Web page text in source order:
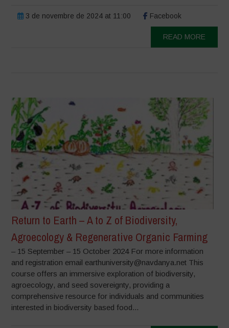
3 de novembre de 2024 at 11:00 Facebook
READ MORE
Return to Earth – A to Z of Biodiversity,
Agroecology & Regenerative Organic Farming
– 15 September – 15 October 2024 For more information
and registration email earthuniversity@navdanya.net This
course offers an immersive exploration of biodiversity,
agroecology, and seed sovereignty, providing a
comprehensive resource for individuals and communities
interested in biodiversity based food...